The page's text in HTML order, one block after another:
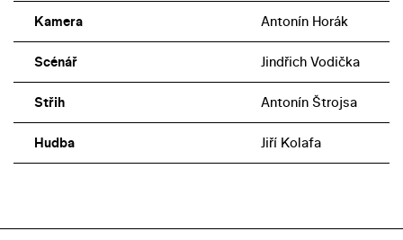
Kamera Antonín Horák
Scénář Jindřich Vodička
Střih Antonín Štrojsa
Hudba Jiří Kolafa